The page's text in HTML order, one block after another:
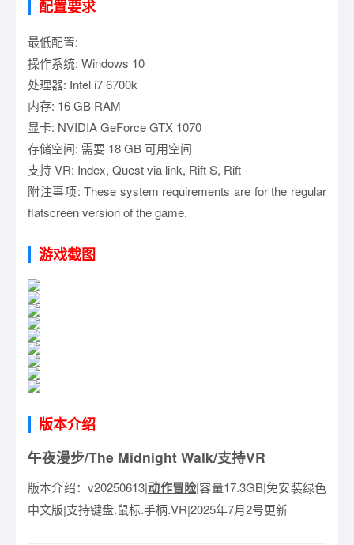
配置要求
最低配置:
操作系统: Windows 10
处理器: Intel i7 6700k
内存: 16 GB RAM
显卡: NVIDIA GeForce GTX 1070
存储空间: 需要 18 GB 可用空间
支持 VR: Index, Quest via link, Rift S, Rift
附注事项: These system requirements are for the regular
flatscreen version of the game.
游戏截图
版本介绍
午夜漫步/The Midnight Walk/支持VR
版本介绍：v20250613|动作冒险|容量17.3GB|免安装绿色
中文版|支持键盘.鼠标.手柄.VR|2025年7月2号更新